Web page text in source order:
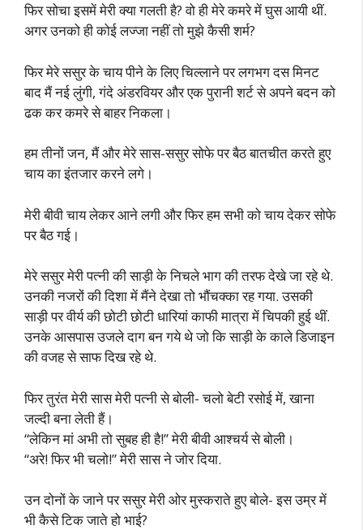
फिर सोचा इसमें मेरी क्या गलती है? वो ही मेरे कमरे में घुस आयी थीं.
अगर उनको ही कोई लज्जा नहीं तो मुझे कैसी शर्म?
फिर मेरे ससुर के चाय पीने के लिए चिल्लाने पर लगभग दस मिनट
बाद मैं नई लुंगी, गंदे अंडरवियर और एक पुरानी शर्ट से अपने बदन को
ढक कर कमरे से बाहर निकला।
हम तीनों जन, मैं और मेरे सास-ससुर सोफे पर बैठ बातचीत करते हुए
चाय का इंतजार करने लगे।
मेरी बीवी चाय लेकर आने लगी और फिर हम सभी को चाय देकर सोफे
पर बैठ गई।
मेरे ससुर मेरी पत्नी की साड़ी के निचले भाग की तरफ देखे जा रहे थे.
उनकी नजरों की दिशा में मैंने देखा तो भौंचक्का रह गया. उसकी
साड़ी पर वीर्य की छोटी छोटी धारियां काफी मात्रा में चिपकी हुई थीं.
उनके आसपास उजले दाग बन गये थे जो कि साड़ी के काले डिजाइन
की वजह से साफ दिख रहे थे.
फिर तुरंत मेरी सास मेरी पत्नी से बोली- चलो बेटी रसोई में, खाना
जल्दी बना लेती हैं।
“लेकिन मां अभी तो सुबह ही है!” मेरी बीवी आश्चर्य से बोली।
“अरे! फिर भी चलो!” मेरी सास ने जोर दिया.
उन दोनों के जाने पर ससुर मेरी ओर मुस्कराते हुए बोले- इस उम्र में
भी कैसे टिक जाते हो भाई?